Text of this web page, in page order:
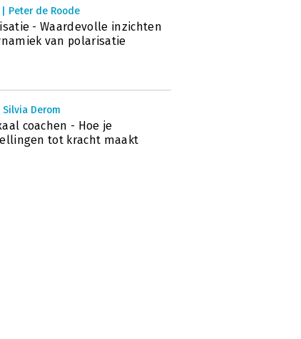
| Peter de Roode
- Waardevolle inzichten
van polarisatie
Derom
coachen - Hoe je
tot kracht maakt